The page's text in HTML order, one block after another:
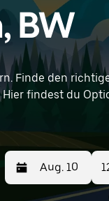
BW
Finde den
findest du